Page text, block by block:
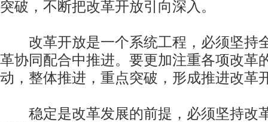
突破，不断把改革开放引向深入。
改革开放是一个系统工程，必须坚持
革协同配合中推进。要更加注重各项改革
动，整体推进，重点突破，形成推进改革
稳定是改革发展的前提，必须坚持改